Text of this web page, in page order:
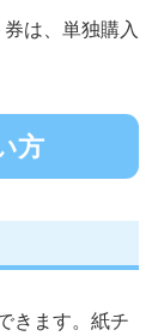
は、単独購入
方
きます。紙チ